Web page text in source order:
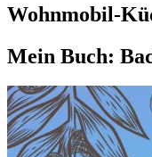
Wohnmobil-
Mein Buch: